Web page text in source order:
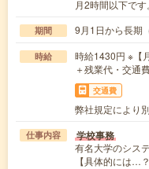
月2時間以下です。
期間 9月1日から長期
時給
時給1430円 ※【
＋残業代・交通
交通費
弊社規定により
仕事内容 学校事務
有名大学のシス
【具体的には…